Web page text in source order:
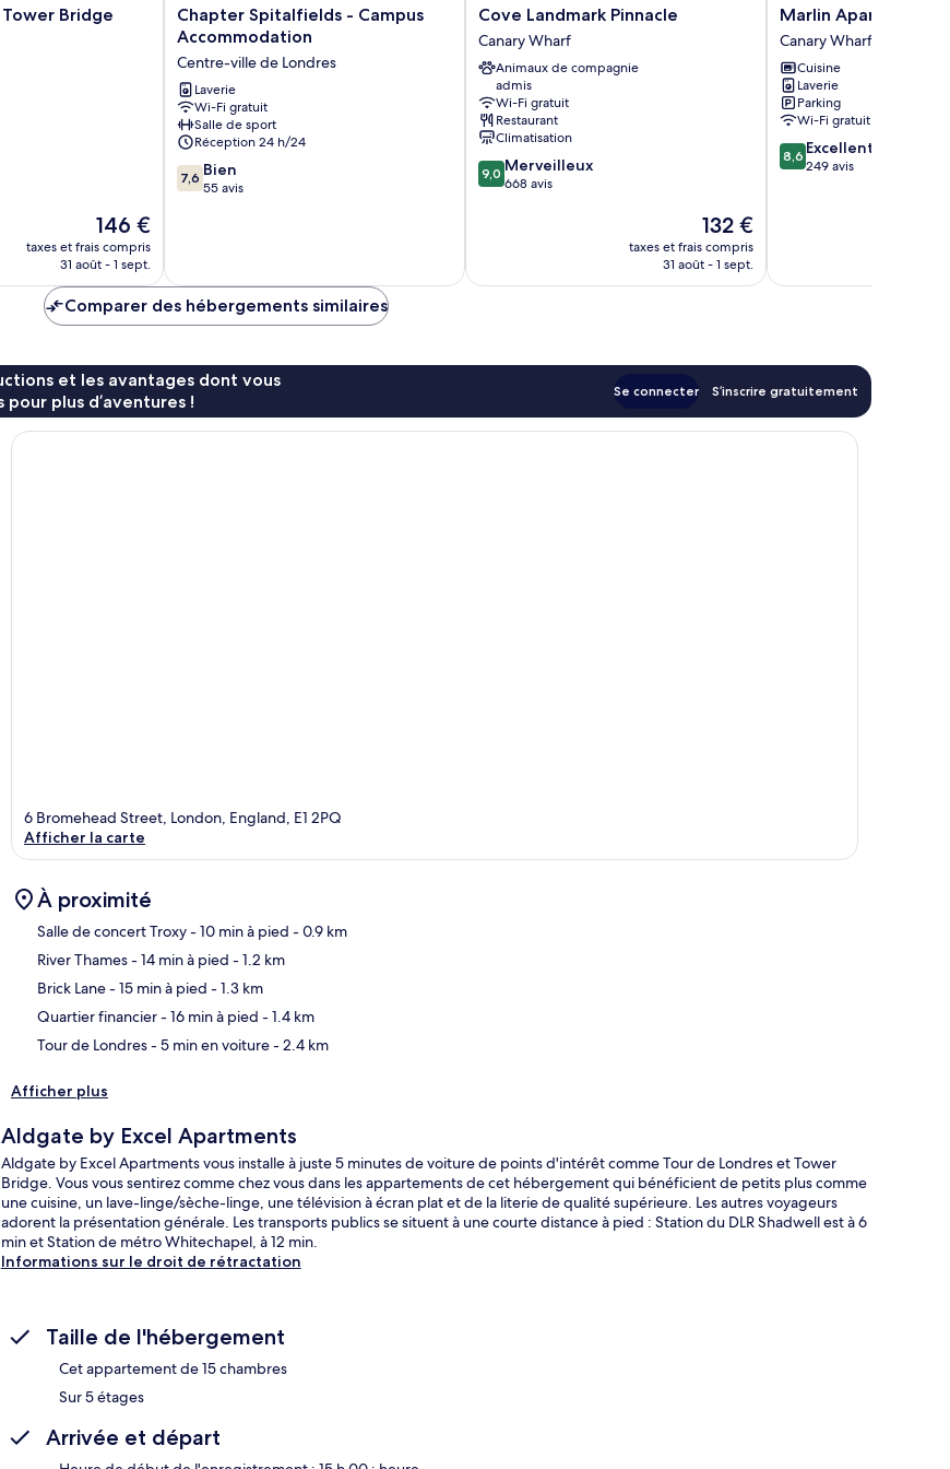
Bridge
Le
nouveau
prix
de
146 €
146 €
taxes et frais compris
31 août - 1 sept.
Chapter
Spitalfields
Campus
Accommodation
Centre-
ville
de
Londres
Chapter Spitalfields - Campus
Accommodation
Centre-ville de Londres
Laverie
Wi-Fi gratuit
Salle de sport
Réception 24 h/24
7.6
sur
7,6 Bien
55 avis
Cove
Landmark
Pinnacle
Canary
Wharf
Cove Landmark Pinnacle
Canary Wharf
Animaux de compagnie
admis
Wi-Fi gratuit
Restaurant
Climatisation
9.0
sur
9,0 Merveilleux
668 avis
Le
nouveau
prix
132 €
taxes et frais compris
31 août - 1 sept.
Marlin
Apartments
Canary
Wharf
Canary
Wharf
Marlin Apartments
Canary Wharf
Cuisine
Laverie
Parking
Wi-Fi gratuit
8.6
sur
8,6 Excellent
249 avis
Comparer des hébergements similaires
et les avantages dont vous
plus d’aventures !
Se connecter S’inscrire gratuitement
6 Bromehead Street, London, England, E1 2PQ
Afficher la carte
À proximité
Salle de concert Troxy- 10 min à pied - 0.9 km
River Thames- 14 min à pied - 1.2 km
Brick Lane- 15 min à pied - 1.3 km
Quartier financier- 16 min à pied - 1.4 km
Tour de Londres- 5 min en voiture- 2.4 km
Afficher plus
Aldgate by Excel Apartments
Aldgate by Excel Apartments vous installe à juste 5 minutes de voiture de points d'intérêt comme Tour de Londres et Tower
Bridge. Vous vous sentirez comme chez vous dans les appartements de cet hébergement qui bénéficient de petits plus comme
une cuisine, un lave-linge/sèche-linge, une télévision à écran plat et de la literie de qualité supérieure. Les autres voyageurs
adorent la présentation générale. Les transports publics se situent à une courte distance à pied : Station du DLR Shadwell est à 6
min et Station de métro Whitechapel, à 12 min.
Informations sur le droit de rétractation
Taille de l'hébergement
Cet appartement de 15 chambres
Sur 5 étages
Arrivée et départ